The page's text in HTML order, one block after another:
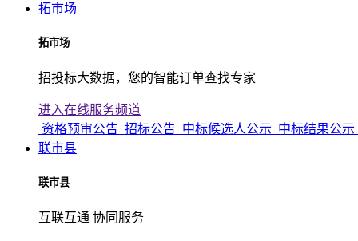
拓市场
拓市场
招投标大数据，您的智能订单查找专家
进入在线服务频道
资格预审公告 招标公告 中标候选人公示 中标结果公示
联市县
联市县
互联互通 协同服务